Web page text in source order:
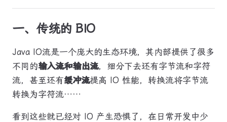
一、传统的 BIO
Java IO流是一个庞大的生态环境，其内部提供了很多
不同的输入流和输出流，细分下去还有字节流和字符
流，甚至还有缓冲流提高 IO 性能，转换流将字节流
转换为字符流……
看到这些就已经对 IO 产生恐惧了，在日常开发中少